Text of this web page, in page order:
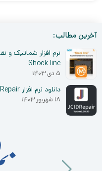
آخرین مطالب:
Shock line
۵ دی ۱۴۰۳
دانلود نرم افزار JCID Repair
۱۸ شهریور ۱۴۰۳